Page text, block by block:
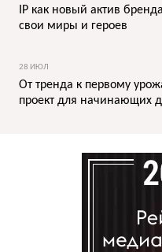
IP как новый актив
свои миры и героев
28 ИЮЛ
От тренда к первому
проект для начинающих